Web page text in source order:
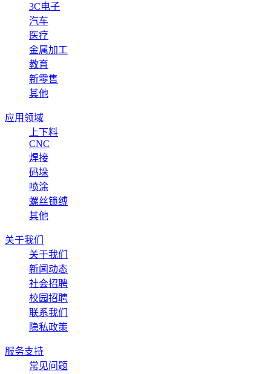
3C电子
汽车
医疗
金属加工
教育
新零售
其他
应用领域
上下料
CNC
焊接
码垛
喷涂
螺丝锁缚
其他
关于我们
关于我们
新闻动态
社会招聘
校园招聘
联系我们
隐私政策
服务支持
常见问题